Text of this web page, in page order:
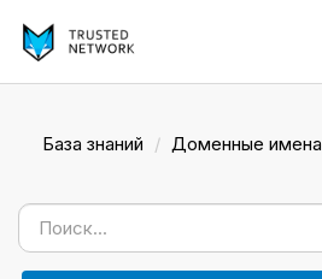
База знаний Доменные имена